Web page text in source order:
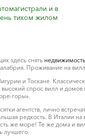
и в
тихом жилом
здесь снять
Проживание на
и Тоскане.
спрос вилл и
горы».
агентств, лично
редкость. В Италии
же море! Те же дома и
лучшего.